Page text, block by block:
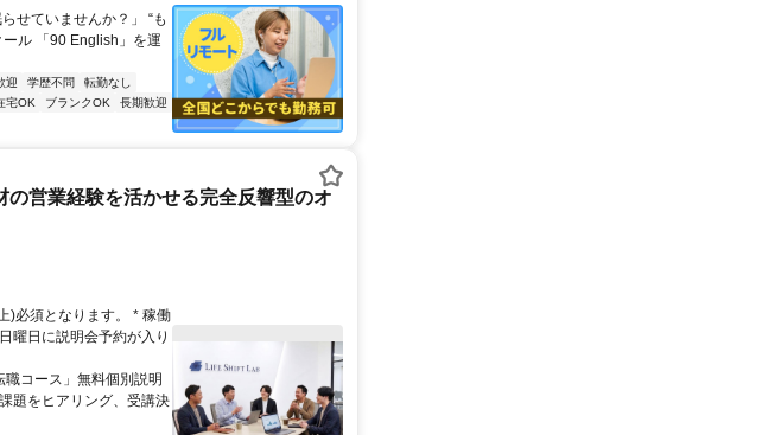
せていませんか？」 “も
ル 「90 English」を運
迎 学歴不問
転勤なし
宅OK ブランクOK
長期歓迎
の営業経験を活かせる完全反響型のオ
)必須となります。 * 稼働
曜日に説明会予約が入り
コース」無料個別説明
題をヒアリング、受講決